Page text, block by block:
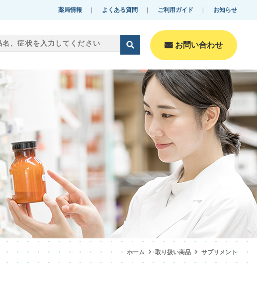
薬局情報 よくある質問 ご利用ガイド お知らせ
零売美肌・美容
Reibai-beautyfulskin・B
eauty
化粧品
Cosmetics
お問い合わせ
ホーム 取り扱い商品 サプリメント